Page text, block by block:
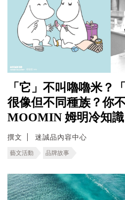
「它」不叫嚕嚕米？
很像但不同種族？你
MOOMIN 姆明冷知識
撰文 迷誠品內容中心
藝文活動 品牌故事